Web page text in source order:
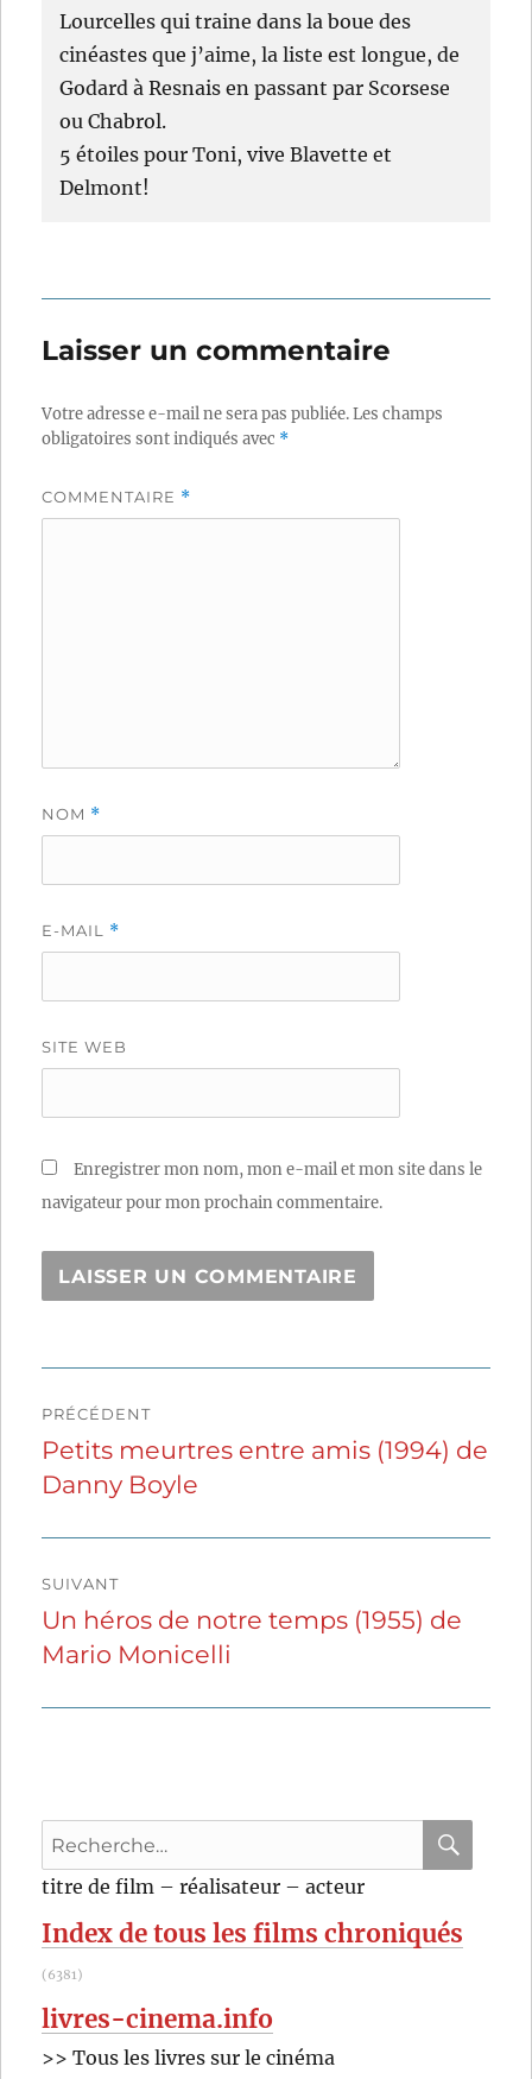
Lourcelles qui traine dans la boue des
cinéastes que j’aime, la liste est longue, de
Godard à Resnais en passant par Scorsese
ou Chabrol.
5 étoiles pour Toni, vive Blavette et
Delmont!
Laisser un commentaire
Votre adresse e-mail ne sera pas publiée.Les champs
obligatoires sont indiqués avec *
COMMENTAIRE *
NOM *
E-MAIL *
SITE WEB
Enregistrer mon nom, mon e-mail et mon site dans le
navigateur pour mon prochain commentaire.
de
l’article
PRÉCÉDENT
Publication
précédente :
Petits meurtres entre amis (1994) de
Danny Boyle
SUIVANT
Publication
suivante :
Un héros de notre temps (1955) de
Mario Monicelli
Recherche
pour
titre de film – réalisateur – acteur
Index de tous les films chroniqués
(6381)
livres-cinema.info
>> Tous les livres sur le cinéma